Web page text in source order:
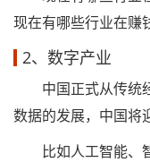
现在有哪些行业在赚
2、数字产业
中国正式从传统经
数据的发展，中国将
比如人工智能、智